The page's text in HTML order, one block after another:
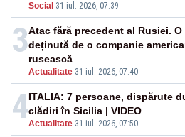
Social -31 iul. 2026, 07:39
3
Actualitate-31 iul. 2026, 07:40
Atac fără precedent al Rusiei.
deținută de o companie
rusească
4Actualitate-31 iul. 2026, 07:50
ITALIA: 7 persoane, dispărute
clădiri în Sicilia | VIDEO